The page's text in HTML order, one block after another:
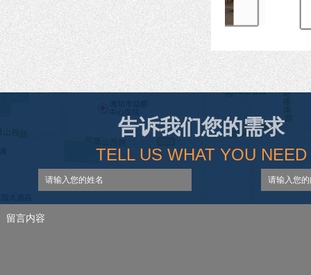
LJC型立式挤压制管机
告诉我们您的需求
TELL US WHAT YOU NEED